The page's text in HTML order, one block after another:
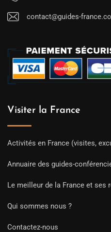
contact@guides-
Visiter la France
Activités en France (visites,
Annuaire des guides-
Le meilleur de la France et ses
Qui sommes nous ?
Contactez-nous